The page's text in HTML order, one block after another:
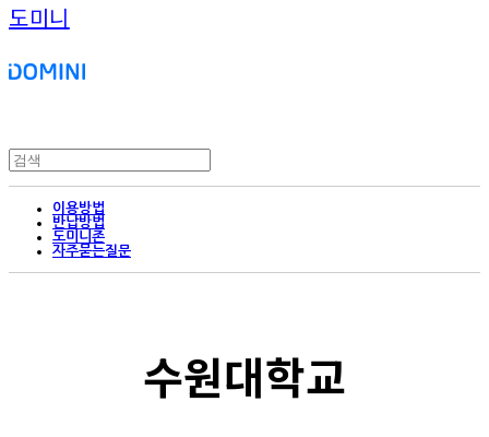
도미니
이용방법
반납방법
도미니존
자주묻는질문
수원대학교